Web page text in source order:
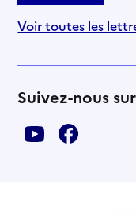
Voir toutes les
Suivez-nous